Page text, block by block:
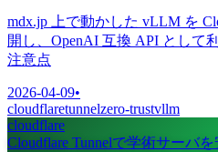
mdx.jp 上で動かした vLLM を
開し、OpenAI 互換 API として
注意点
2026-04-09•
cloudflaretunnelzero-trustvllm
cloudflare
Cloudflare Tunnelで学術サーバ